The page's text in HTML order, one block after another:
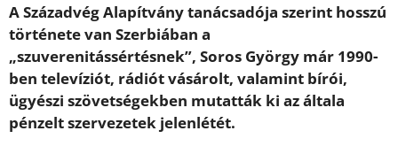
A Századvég Alapítvány tanácsadója szerint hosszú
története van Szerbiában a
„szuverenitássértésnek”, Soros György már 1990-
ben televíziót, rádiót vásárolt, valamint bírói,
ügyészi szövetségekben mutatták ki az általa
pénzelt szervezetek jelenlétét.